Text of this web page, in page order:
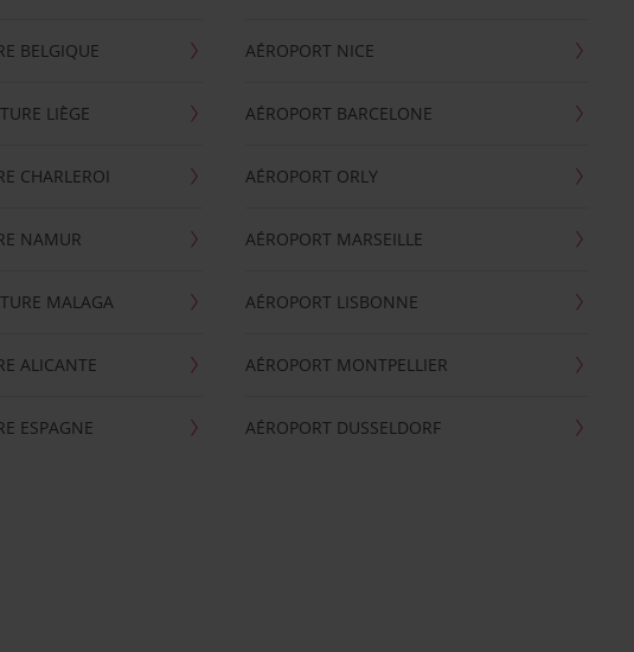
BELGIQUE
LIÈGE
CHARLEROI
NAMUR
MALAGA
ALICANTE
ESPAGNE
AÉROPORT NICE
AÉROPORT BARCELONE
AÉROPORT ORLY
AÉROPORT MARSEILLE
AÉROPORT LISBONNE
AÉROPORT MONTPELLIER
AÉROPORT DUSSELDORF